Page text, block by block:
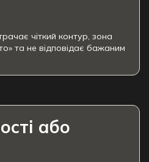
чіткий контур, зона
та не відповідає бажаним
або